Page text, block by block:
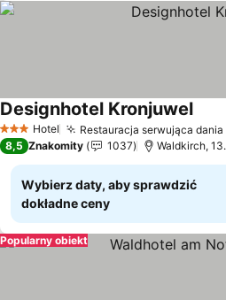
3 Kategoria
Hotel Restauracja serwująca
Designhotel Kronjuwel
8,5 Znakomity 1037 Waldkirch,
Wybierz daty, aby sprawdzić
dokładne ceny
Popularny obiekt